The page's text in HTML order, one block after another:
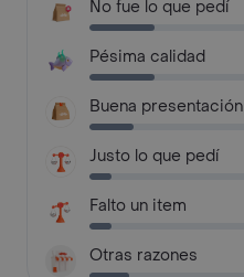
No fue lo que pedí
Pésima calidad
Buena presentación
Justo lo que pedí
Falto un item
Otras razones